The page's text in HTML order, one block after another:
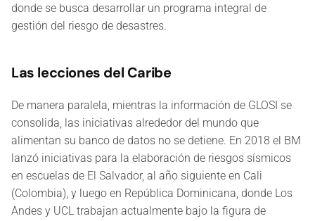
donde se busca desarrollar un programa integral de
gestión del riesgo de desastres.
Las lecciones del Caribe
De manera paralela, mientras la información de GLOSI se
consolida, las iniciativas alrededor del mundo que
alimentan su banco de datos no se detiene. En 2018 el BM
lanzó iniciativas para la elaboración de riesgos sísmicos
en escuelas de El Salvador, al año siguiente en Cali
(Colombia), y luego en República Dominicana, donde Los
Andes y UCL trabajan actualmente bajo la figura de